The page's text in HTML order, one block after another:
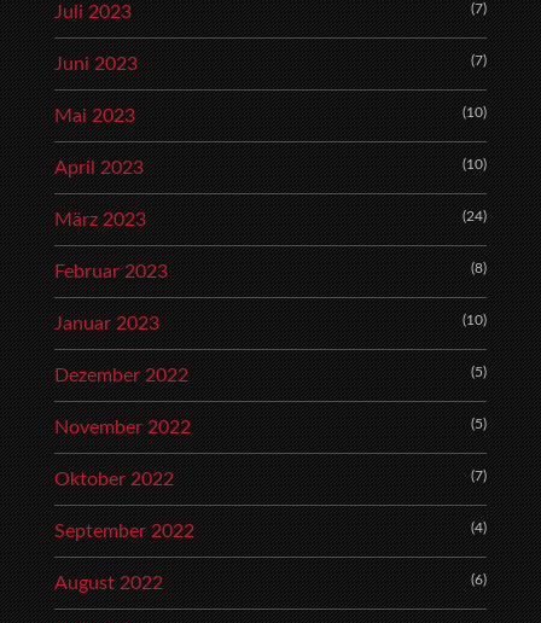
Juli 2023 (7)
Juni 2023 (7)
Mai 2023 (10)
April 2023 (10)
März 2023 (24)
Februar 2023 (8)
Januar 2023 (10)
Dezember 2022 (5)
November 2022 (5)
Oktober 2022 (7)
September 2022 (4)
August 2022 (6)